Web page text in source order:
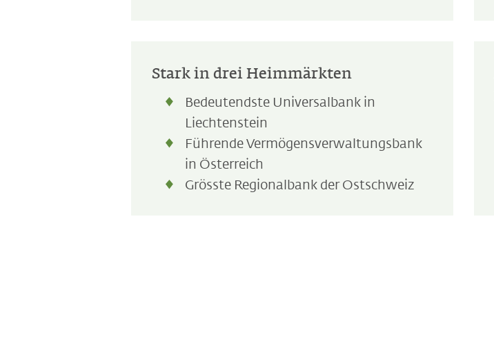
Stark in drei Heimmärkten
Bedeutendste Universalbank in
Liechtenstein
Führende Vermögensverwaltungsbank
in Österreich
Grösste Regionalbank der Ostschweiz